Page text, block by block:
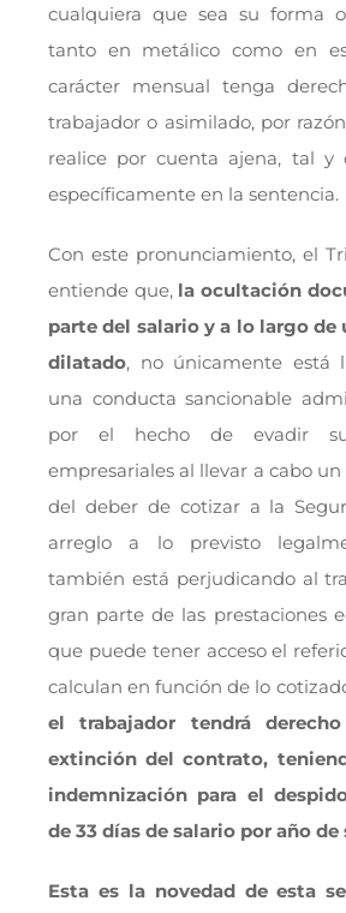
cualquiera que sea su forma
tanto en metálico como en
carácter mensual tenga
trabajador o asimilado, por
realice por cuenta ajena, tal y
específicamente en la sentencia.
Con este pronunciamiento, el
entiende que, la ocultación
parte del salario y a lo largo de
dilatado, no únicamente está
una conducta sancionable
por el hecho de evadir
empresariales al llevar a cabo
del deber de cotizar a la
arreglo a lo previsto
también está perjudicando al
gran parte de las prestaciones
que puede tener acceso el
calculan en función de lo
el trabajador tendrá
extinción del contrato,
indemnización para el
de 33 días de salario por año
Esta es la novedad de esta